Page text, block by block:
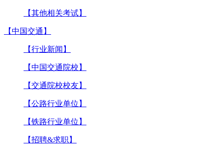
【其他相关考试】
【中国交通】
【行业新闻】
【中国交通院校】
【交通院校校友】
【公路行业单位】
【铁路行业单位】
【招聘&求职】